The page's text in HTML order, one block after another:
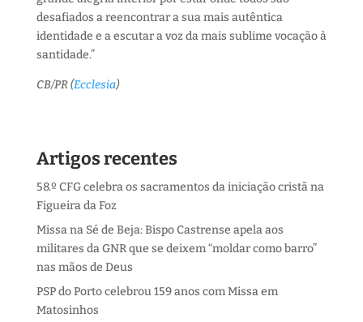
desafiados a reencontrar a sua mais autêntica
identidade e a escutar a voz da mais sublime vocação à
santidade.”
CB/PR (Ecclesia)
Artigos recentes
58.º CFG celebra os sacramentos da iniciação cristã na
Figueira da Foz
Missa na Sé de Beja: Bispo Castrense apela aos
militares da GNR que se deixem “moldar como barro”
nas mãos de Deus
PSP do Porto celebrou 159 anos com Missa em
Matosinhos